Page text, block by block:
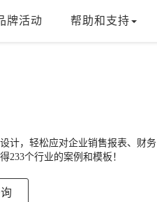
牌活动 帮助和支持
计，轻松应对企业销售报表、财务
233个行业的案例和模板！